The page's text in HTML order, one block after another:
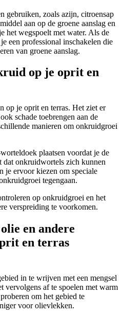
gebruiken, zoals azijn, citroensap
aan op de groene aanslag en
het wegspoelt met water. Als de
een professional inschakelen die
van groene aanslag.
op je oprit en
op je oprit en terras. Het ziet er
schade toebrengen aan de
manieren om onkruidgroei
plaatsen voordat je de
onkruidwortels zich kunnen
je ervoor kiezen om speciale
tegengaan.
op onkruidgroei en het
verspreiding te voorkomen.
en andere
en terras
in te wrijven met een mengsel
vervolgens af te spoelen met warm
om het gebied te
voor olievlekken.